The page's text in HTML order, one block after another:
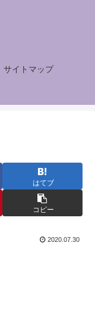
サイトマップ
はてブ
コピー
2020.07.30